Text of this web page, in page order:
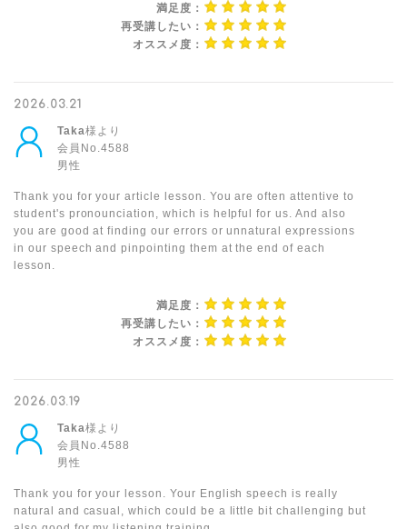
満足度：
再受講したい：
オススメ度：
2026.03.21
Taka様より
会員No.4588
男性
Thank you for your article lesson. You are often attentive to
student's pronounciation, which is helpful for us. And also
you are good at finding our errors or unnatural expressions
in our speech and pinpointing them at the end of each
lesson.
満足度：
再受講したい：
オススメ度：
2026.03.19
Taka様より
会員No.4588
男性
Thank you for your lesson. Your English speech is really
natural and casual, which could be a little bit challenging but